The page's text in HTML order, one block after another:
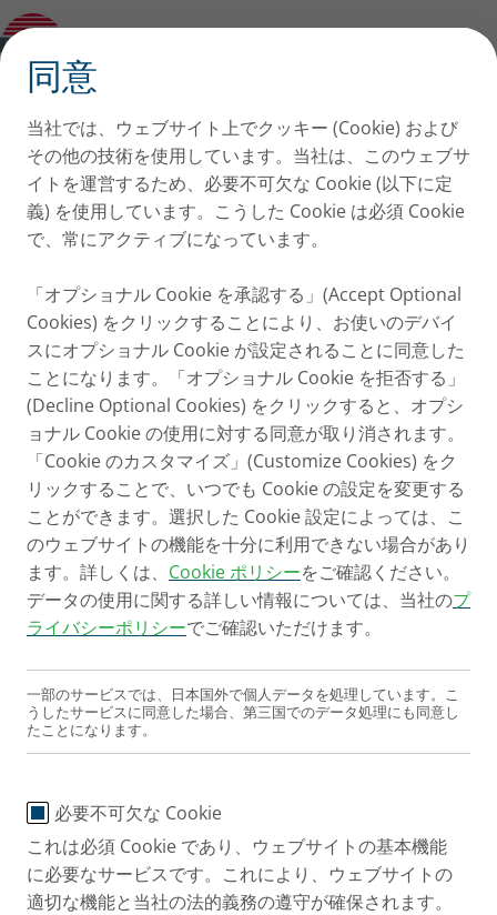
同意
当社では、ウェブサイト上でクッキー (Cookie) および
その他の技術を使用しています。当社は、このウェブサ
イトを運営するため、必要不可欠な Cookie (以下に定
義) を使用しています。こうした Cookie は必須 Cookie
で、常にアクティブになっています。
「オプショナル Cookie を承認する」(Accept Optional
Cookies) をクリックすることにより、お使いのデバイ
スにオプショナル Cookie が設定されることに同意した
ことになります。「オプショナル Cookie を拒否する」
(Decline Optional Cookies) をクリックすると、オプシ
ョナル Cookie の使用に対する同意が取り消されます。
「Cookie のカスタマイズ」(Customize Cookies) をク
リックすることで、いつでも Cookie の設定を変更する
ことができます。選択した Cookie 設定によっては、こ
のウェブサイトの機能を十分に利用できない場合があり
ます。詳しくは、 Cookie ポリシーをご確認ください。
データの使用に関する詳しい情報については、当社のプ
ライバシーポリシーでご確認いただけます。
一部のサービスでは、日本国外で個人データを処理しています。こ
うしたサービスに同意した場合、第三国でのデータ処理にも同意し
たことになります。
必要不可欠な Cookie
これは必須 Cookie であり、ウェブサイトの基本機能
に必要なサービスです。これにより、ウェブサイトの
適切な機能と当社の法的義務の遵守が確保されます。
PARI BOY
pari-pep®-システム
時間を節約するための理学療
法と吸入療法の組み合わせで
す。
PARI LC SPRINT, PARI LC SPRINT SP, PARI LC SPRINT
CENTRAL, PARI LC PLUS.
商品番号。: 018G4000